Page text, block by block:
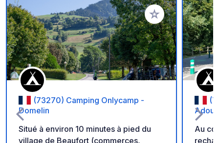
Ajouter à vos
(73270) Camping Onlycamp -
Domelin
Situé à environ 10 minutes à pied du
village de Beaufort (commerces,
Au